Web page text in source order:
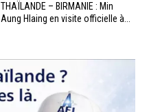
THAÏLANDE – BIRMANIE : Min
Aung Hlaing en visite officielle à...